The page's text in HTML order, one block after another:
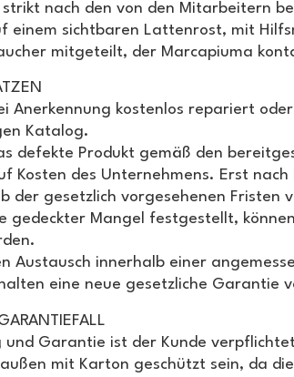
nach den von den Mitarbeitern
sichtbaren Lattenrost, mit
mitgeteilt, der Marcapiuma
Anerkennung kostenlos repariert
Katalog.
defekte Produkt gemäß den
Kosten des Unternehmens. Erst
der gesetzlich vorgesehenen Fristen
Mangel festgestellt,
innerhalb einer
eine neue gesetzliche Garantie
und Garantie ist der Kunde
mit Karton geschützt sein, da